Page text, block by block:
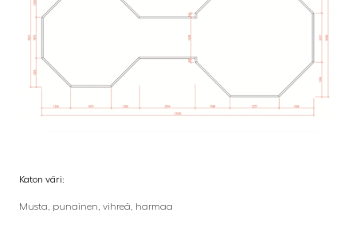
Katon väri:
Musta, punainen, vihreä, harmaa